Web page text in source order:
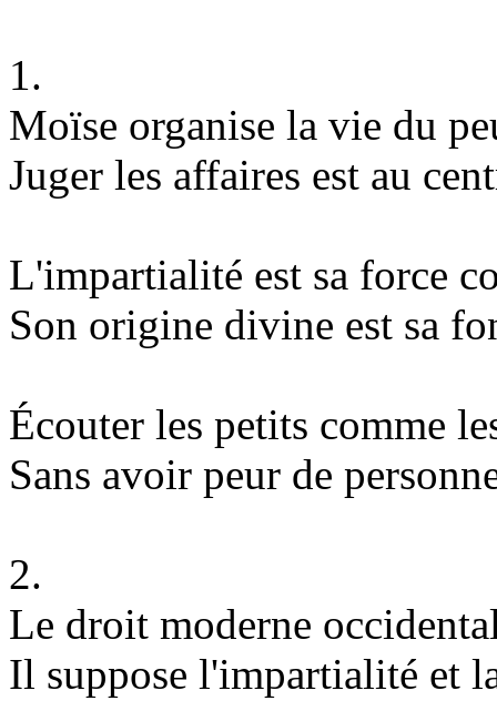
1.
Moïse organise la vie du
Juger les affaires est au
L'impartialité est sa force
Son origine divine est sa
Écouter les petits comme
Sans avoir peur de
2.
Le droit moderne
Il suppose l'impartialité et